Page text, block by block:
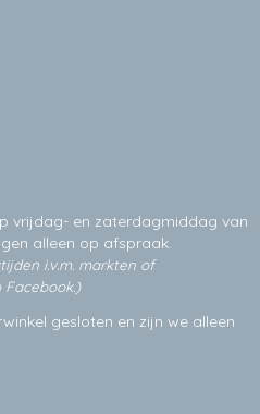
vrijdag- en zaterdagmiddag van
alleen op afspraak.
i.v.m. markten of
gesloten en zijn we alleen